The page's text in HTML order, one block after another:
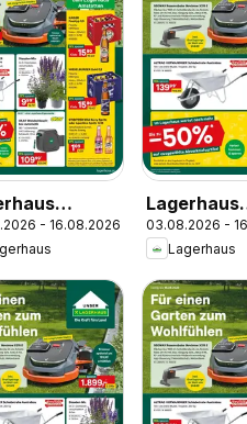
- 16.08.2026
Lagerhaus
Wochen
Angebote
03.08.2026 -
Lagerhaus